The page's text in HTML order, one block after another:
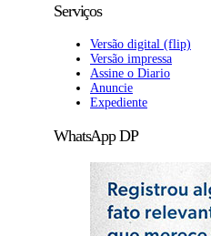
Serviços
Versão digital (flip)
Versão impressa
Assine o Diario
Anuncie
Expediente
WhatsApp DP